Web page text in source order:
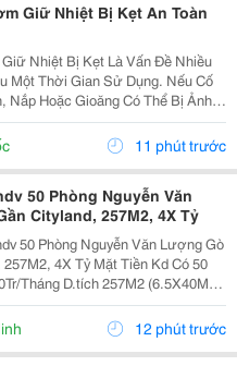
Giữ Nhiệt Bị Kẹt An Toàn
Nhiệt Bị Kẹt Là Vấn Đề Nhiều
Một Thời Gian Sử Dụng. Nếu Cố
Nắp Hoặc Gioăng Có Thể Bị Ảnh
Những Cách Xử Lý Đơn Giản
1. Vì Sao Hộp Cơm
11 phút trước
50 Phòng Nguyễn Văn
Cityland, 257M2, 4X Tỷ
50 Phòng Nguyễn Văn Lượng Gò
Mặt Tiền Kd Có 50
(6.5X40M,
Zalo Nhận Thông...
12 phút trước